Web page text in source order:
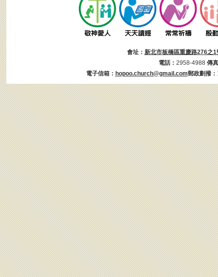
會址： 新北市板橋區重慶路276之1
電話： 2958-4988 傳
電子信箱： hopoo.church@gmail.com郵政劃撥：